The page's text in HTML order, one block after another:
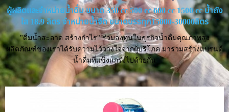
ผู้ผลิตและจำหน่ายน้ำดื่ม ขนาด 350 cc 500 cc 600 cc 1500 cc น้ำถัง
ใส 18.9 ลิตร จำหน่ายน้ำจืด ขนาดบรรทุก15000-30000ลิตร
"ดื่มน้ำสะอาด สร้างกำไร" ร่วมลงทุนในธุรกิจน้ำดื่มคุณภาพสูง
ผลิตภัณฑ์ของเราได้รับความไว้วางใจจากผู้บริโภค มาร่วมสร้างแบรนด์
น้ำดื่มที่แข็งแกร่งไปด้วยกัน